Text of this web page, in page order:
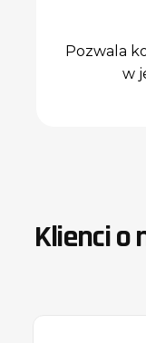
Pozwala
w
Klienci o